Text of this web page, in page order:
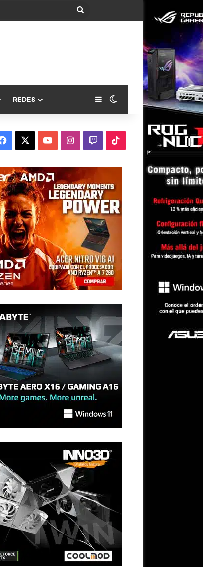
Buscar
REDES Barra lateral
Switch skin
Facebook YouTubeInstagram
TwitchTikTok